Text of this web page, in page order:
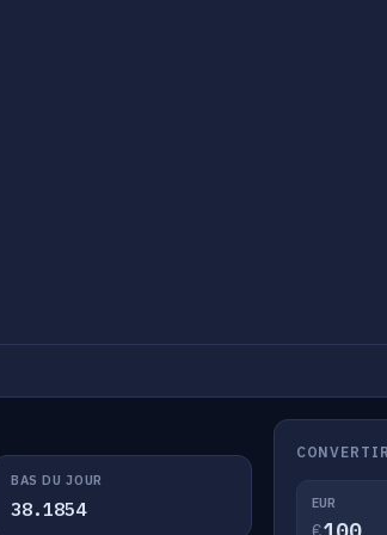
BAS DU JOUR
38.1854 EUR
€